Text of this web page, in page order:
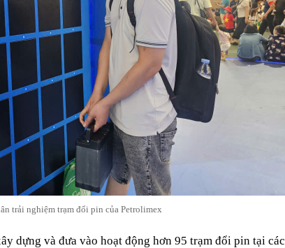
trải nghiệm trạm đổi pin của Petrolimex
dựng và đưa vào hoạt động hơn 95 trạm đổi pin tại các